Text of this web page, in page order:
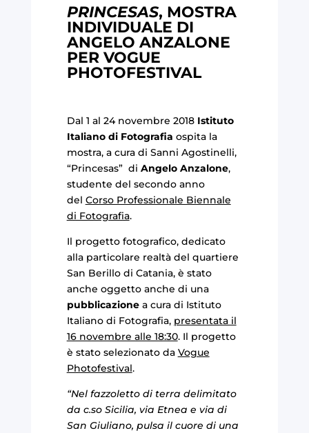
PRINCESAS, MOSTRA
INDIVIDUALE DI
ANGELO ANZALONE
PER VOGUE
PHOTOFESTIVAL
Dal 1 al 24 novembre 2018 Istituto
Italiano di Fotografia ospita la
mostra, a cura di Sanni Agostinelli,
“Princesas” di Angelo Anzalone,
studente del secondo anno
del Corso Professionale Biennale
di Fotografia.
Il progetto fotografico, dedicato
alla particolare realtà del quartiere
San Berillo di Catania, è stato
anche oggetto anche di una
pubblicazionea cura di Istituto
Italiano di Fotografia, presentata il
16 novembre alle 18:30. Il progetto
è stato selezionato da Vogue
Photofestival.
“Nel fazzoletto di terra delimitato
da c.so Sicilia, via Etnea e via di
San Giuliano, pulsa il cuore di una